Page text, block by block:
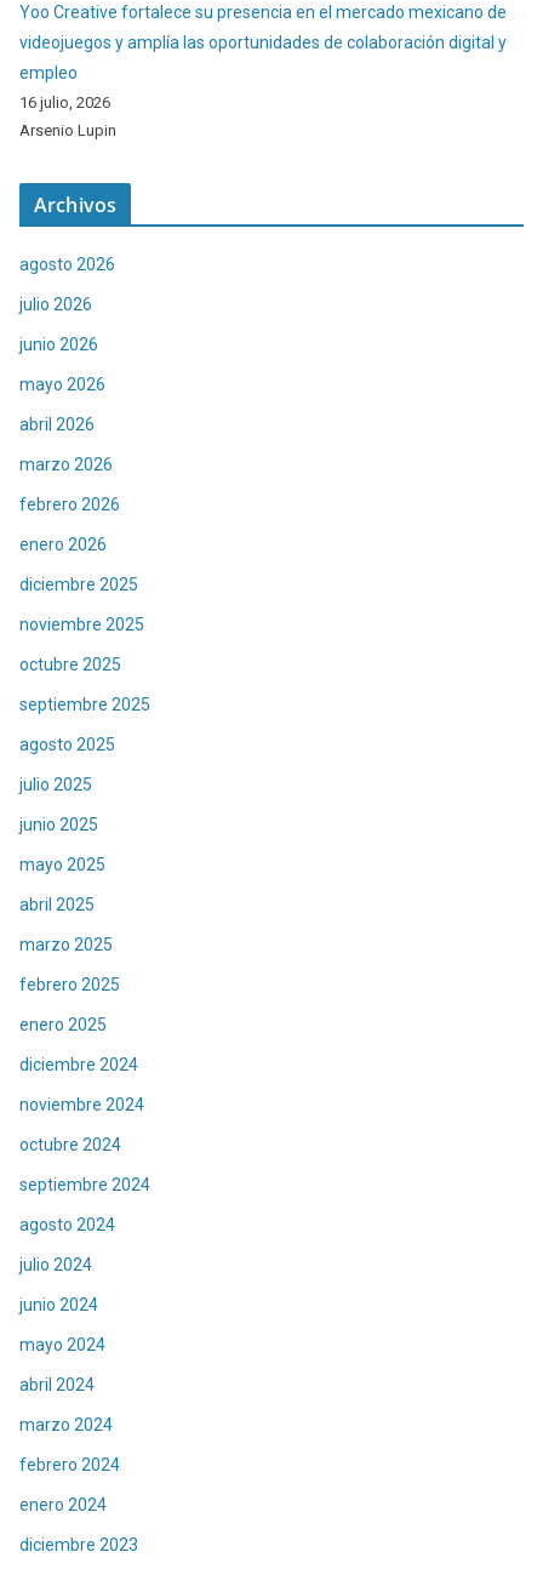
Yoo Creative fortalece su presencia en el mercado mexicano de
videojuegos y amplía las oportunidades de colaboración digital y
empleo
16 julio, 2026
Arsenio Lupin
Archivos
agosto 2026
julio 2026
junio 2026
mayo 2026
abril 2026
marzo 2026
febrero 2026
enero 2026
diciembre 2025
noviembre 2025
octubre 2025
septiembre 2025
agosto 2025
julio 2025
junio 2025
mayo 2025
abril 2025
marzo 2025
febrero 2025
enero 2025
diciembre 2024
noviembre 2024
octubre 2024
septiembre 2024
agosto 2024
julio 2024
junio 2024
mayo 2024
abril 2024
marzo 2024
febrero 2024
enero 2024
diciembre 2023